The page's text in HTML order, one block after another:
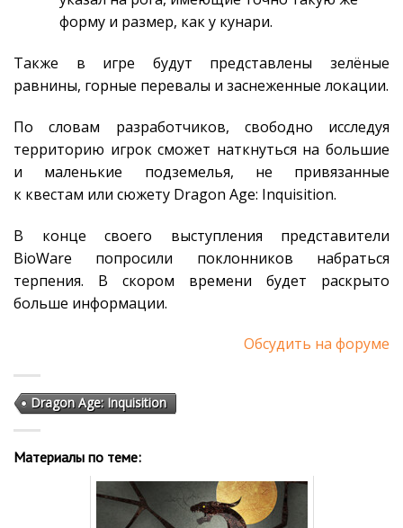
форму и размер, как у кунари.
Также в игре будут представлены зелёные
равнины, горные перевалы и заснеженные локации.
По словам разработчиков, свободно исследуя
территорию игрок сможет наткнуться на большие
и маленькие подземелья, не привязанные
к квестам или сюжету Dragon Age: Inquisition.
В конце своего выступления представители
BioWare попросили поклонников набраться
терпения. В скором времени будет раскрыто
больше информации.
Обсудить на форуме
Dragon Age: Inquisition
Материалы по теме: